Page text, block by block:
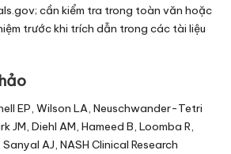
cần kiểm tra trong toàn văn hoặc
trước khi trích dẫn trong các tài liệu
EP, Wilson LA, Neuschwander-Tetri
JM, Diehl AM, Hameed B, Loomba R,
AJ, NASH Clinical Research